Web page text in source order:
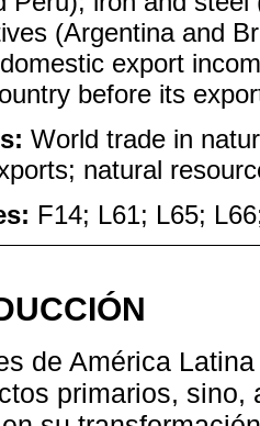
(Argentina and
export
before its
World trade in
natural
F14; L61; L65;
de América
primarios, sino,